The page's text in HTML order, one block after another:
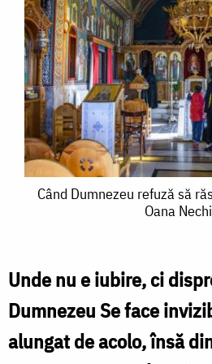
Când
să
răspundă
omului
Când Dumnezeu refuză să
Oana
Unde nu e iubire, ci
Dumnezeu Se face
alungat de acolo, însă